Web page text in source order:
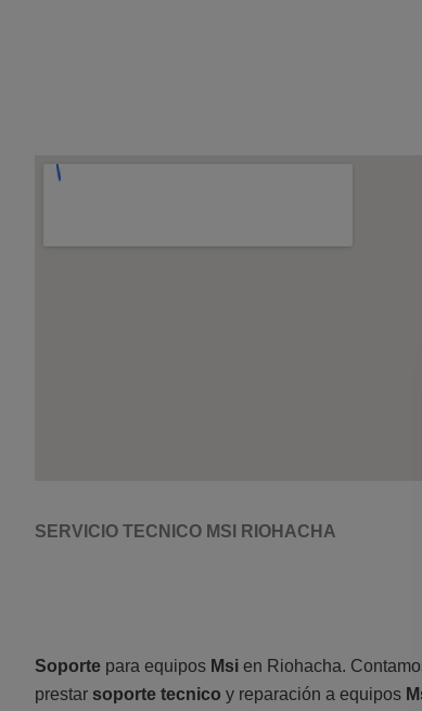
SERVICIO TECNICO MSI RIOHACHA
Soporte para equipos Msi en Riohacha.
prestar soporte tecnico y reparación a equipos